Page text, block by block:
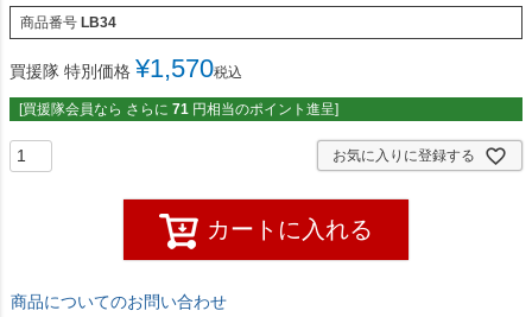
商品番号 LB34
買援隊 特別価格 ¥1,570税込
[買援隊会員なら さらに 71 円相当のポイント進呈]
お気に入りに登録する
カートに入れる
商品についてのお問い合わせ